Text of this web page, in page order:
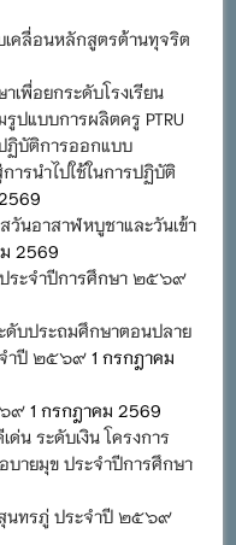
คลื่อนหลักสูตรต้านทุจริต
เพื่อยกระดับโรงเรียน
ปแบบการผลิตครู PTRU
ฏิบัติการออกแบบ
ารนำไปใช้ในการปฏิบัติ
วันอาสาฬหบูชาและวันเข้า
2569
ระจำปีการศึกษา ๒๕๖๙
ดับประถมศึกษาตอนปลาย
จำปี ๒๕๖๙ 1 กรกฎาคม
๖๙ 1 กรกฎาคม 2569
ด่น ระดับเงิน โครงการ
บายมุข ประจำปีการศึกษา
สุนทรภู่ ประจำปี ๒๕๖๙